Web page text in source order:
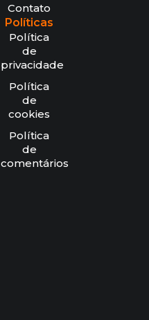
Contato
Políticas
Política
de
privacidade
Política
de
cookies
Política
de
comentários